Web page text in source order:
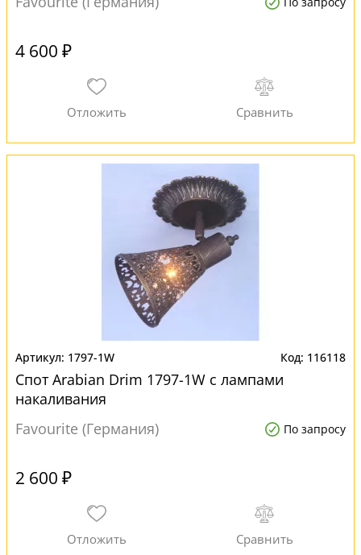
4 600 ₽
1797-1W 116118
Спот Arabian Drim 1797-1W с лампами
накаливания
Favourite (Германия)
По запросу
2 600 ₽